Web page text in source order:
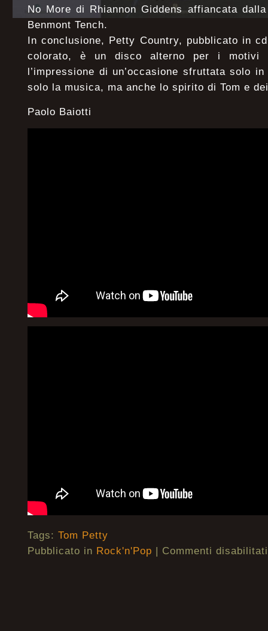
No More di Rhiannon Giddens affiancata
Benmont Tench.
In conclusione, Petty Country, pubblicato in
colorato, è un disco alterno per i motivi
l’impressione di un’occasione sfruttata solo
solo la musica, ma anche lo spirito di Tom e
Paolo Baiotti
Tags: Tom Petty
Pubblicato in Rock'n'Pop | Commenti disabilitati